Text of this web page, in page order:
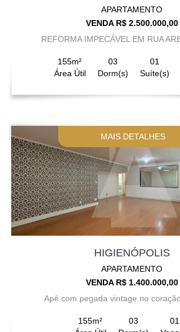
APARTAMENTO
VENDA R$ 2.500.000,00
REFORMA IMPECÁVEL EM RUA
155m²
Área Útil
03
Dorm(s)
01
Suíte(s)
MAIS DETALHES
HIGIENÓPOLIS
APARTAMENTO
VENDA R$ 1.400.000,00
Apê com pegada vintage no
155m²
03
01